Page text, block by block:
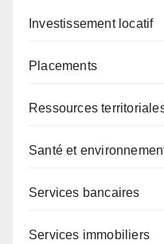
Investissement locatif
Placements
Ressources
Santé et
Services bancaires
Services immobiliers